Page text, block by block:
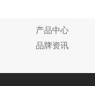
产品中心
品牌资讯